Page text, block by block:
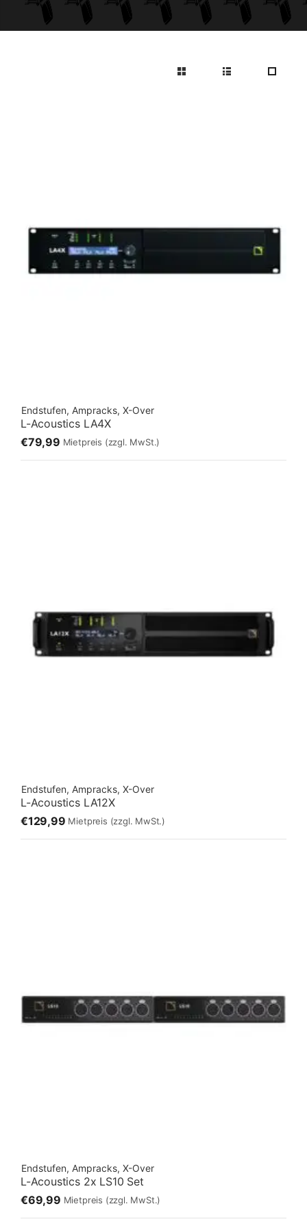
Endstufen, Ampracks, X-Over
L-Acoustics LA4X
€79,99 Mietpreis (zzgl. MwSt.)
Endstufen, Ampracks, X-Over
L-Acoustics LA12X
€129,99 Mietpreis (zzgl. MwSt.)
Endstufen, Ampracks, X-Over
L-Acoustics 2x LS10 Set
€69,99 Mietpreis (zzgl. MwSt.)